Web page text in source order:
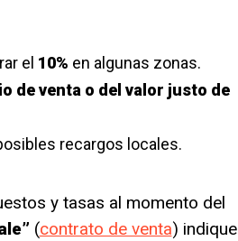
el 10% en algunas zonas.
de venta o del valor justo de
recargos locales.
y tasas al momento del
(contrato de venta) indique